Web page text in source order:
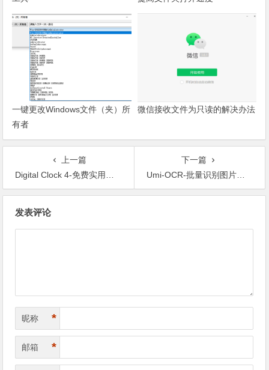
一键更改Windows文件（夹）所
有者
微信接收文件为只读的解决办法
上一篇
Digital Clock 4-免费实用的电脑桌面时钟软件
下一篇
Umi-OCR-批量识别图片转文字工具
发表评论
昵称 *
邮箱 *